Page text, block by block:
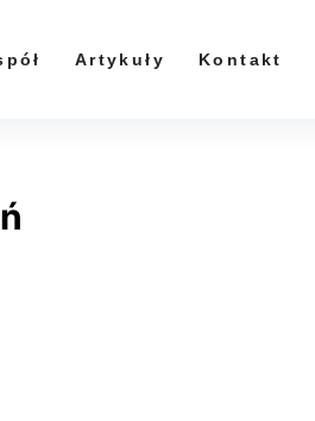
Artykuły Kontakt